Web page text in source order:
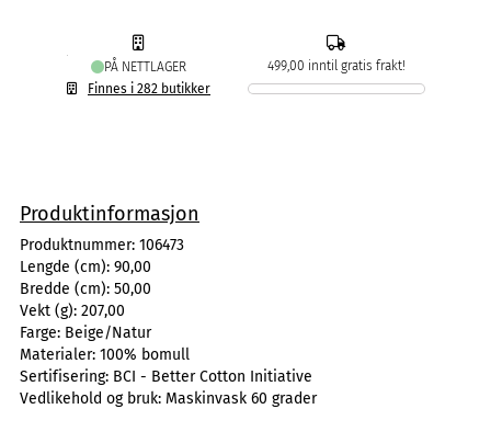
PÅ NETTLAGER
Finnes i 282 butikker
499,00 inntil gratis frakt!
Produktinformasjon
Produktnummer: 106473
Lengde (cm): 90,00
Bredde (cm): 50,00
Vekt (g): 207,00
Farge: Beige/Natur
Materialer: 100% bomull
Sertifisering: BCI - Better Cotton Initiative
Vedlikehold og bruk: Maskinvask 60 grader